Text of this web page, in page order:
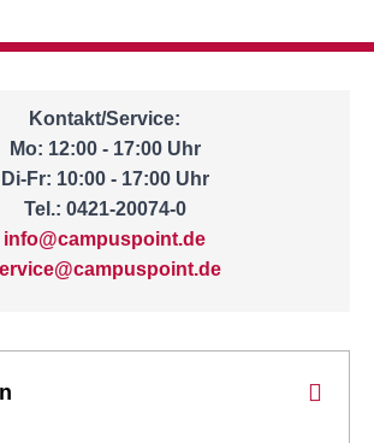
Kontakt/Service:
Mo: 12:00 - 17:00 Uhr
Di-Fr: 10:00 - 17:00 Uhr
Tel.: 0421-20074-0
info@campuspoint.de